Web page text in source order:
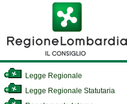
Legge Regionale
Legge Regionale Statutaria